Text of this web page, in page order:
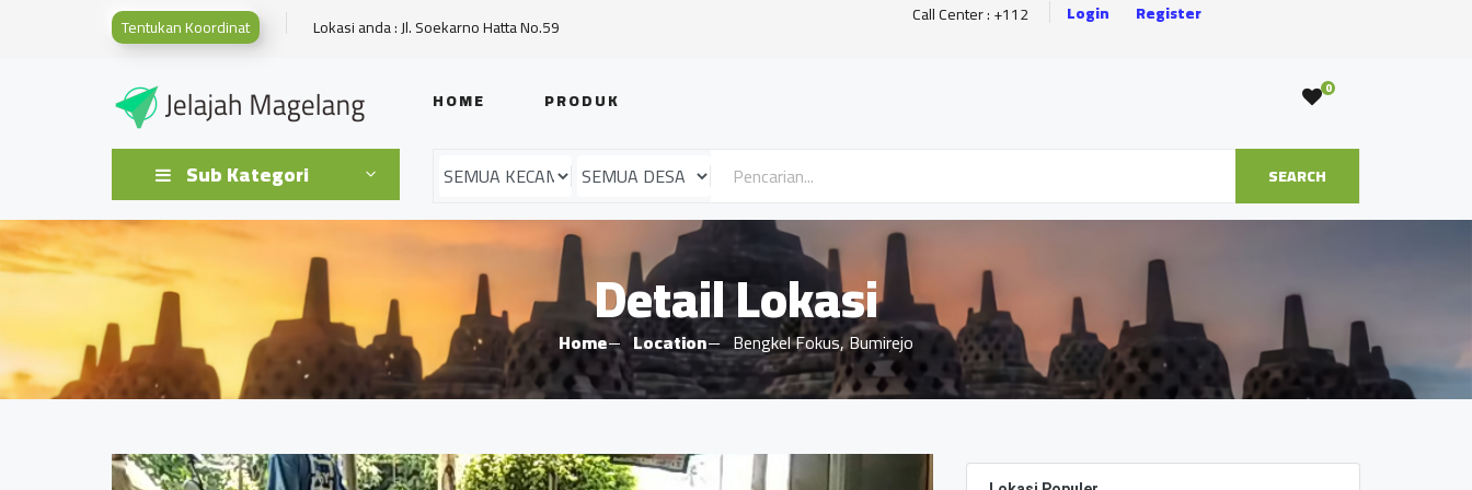
Tentukan Koordinat Lokasi anda : Jl. Soekarno Hatta No.59 Call Center : +112 Login Register
HOME PRODUK 0
Sub Kategori SEARCH
Detail Lokasi
Home Location Bengkel Fokus, Bumirejo